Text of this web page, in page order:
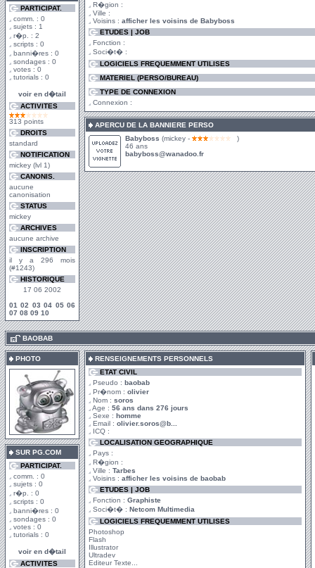
PARTICIPAT.
comm. : 0
sujets : 1
r�p. : 2
scripts : 0
banni�res : 0
sondages : 0
votes : 0
tutorials : 0
voir en d�tail
ACTIVITES
313 points
DROITS
standard
NOTIFICATION
mickey (lvl 1)
CANONIS.
aucune
canonisation
STATUS
mickey
ARCHIVES
aucune archive
INSCRIPTION
il y a 296 mois
(#1243)
HISTORIQUE
17 06 2002
01 02 03 04 05 06
07 08 09 10
R�gion :
Ville :
Voisins : afficher les voisins de Babyboss
ETUDES | JOB
Fonction :
Soci�t� :
LOGICIELS FREQUEMMENT UTILISES
MATERIEL (PERSO/BUREAU)
TYPE DE CONNEXION
Connexion :
APERCU DE LA BANNIERE PERSO
Babyboss (mickey -
)
46 ans
babyboss@wanadoo.fr
BAOBAB
PHOTO
SUR PG.COM
PARTICIPAT.
comm. : 0
sujets : 0
r�p. : 0
scripts : 0
banni�res : 0
sondages : 0
votes : 0
tutorials : 0
voir en d�tail
ACTIVITES
RENSEIGNEMENTS PERSONNELS
ETAT CIVIL
Pseudo : baobab
Pr�nom : olivier
Nom : soros
Age : 56 ans dans 276 jours
Sexe : homme
Email : olivier.soros@b...
ICQ :
LOCALISATION GEOGRAPHIQUE
Pays :
R�gion :
Ville : Tarbes
Voisins : afficher les voisins de baobab
ETUDES | JOB
Fonction : Graphiste
Soci�t� : Netcom Multimedia
LOGICIELS FREQUEMMENT UTILISES
Photoshop
Flash
Illustrator
Ultradev
Editeur Texte...